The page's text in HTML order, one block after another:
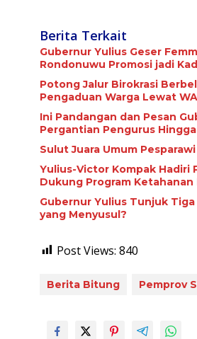
Berita Terkait
Gubernur Yulius Geser
Rondonuwu Promosi jadi
Potong Jalur Birokrasi
Pengaduan Warga Lewat WA
Ini Pandangan dan Pesan
Pergantian Pengurus
Sulut Juara Umum
Yulius-Victor Kompak Hadiri
Dukung Program
Gubernur Yulius Tunjuk
yang Menyusul?
Post Views: 840
Berita Bitung Pemprov